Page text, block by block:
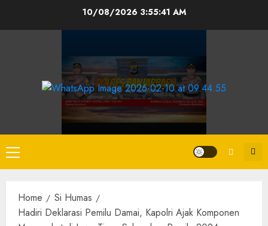
10/08/2026 3:55:41 AM
Home
Si Humas
Hadiri Deklarasi Pemilu Damai, Kapolri Ajak Komponen